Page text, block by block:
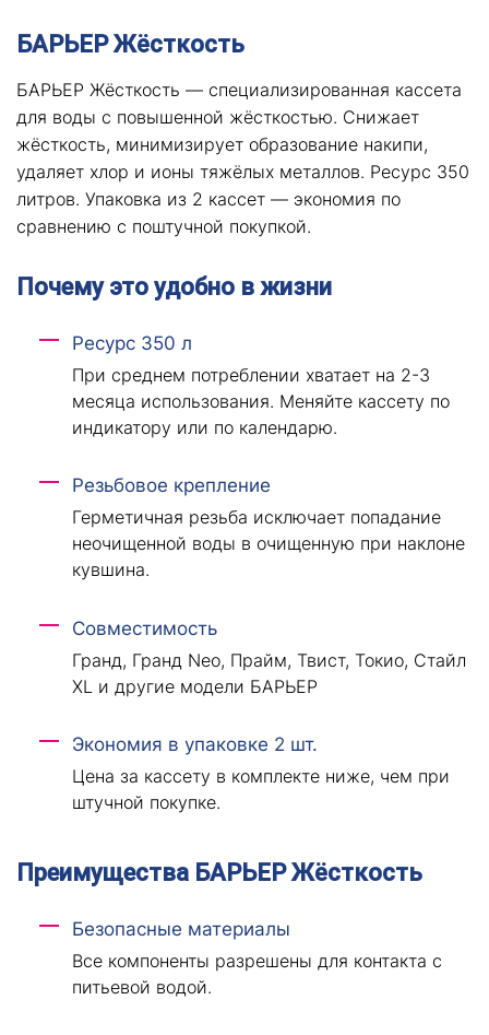
БАРЬЕР Жёсткость
БАРЬЕР Жёсткость — специализированная кассета
для воды с повышенной жёсткостью. Снижает
жёсткость, минимизирует образование накипи,
удаляет хлор и ионы тяжёлых металлов. Ресурс 350
литров. Упаковка из 2 кассет — экономия по
сравнению с поштучной покупкой.
Почему это удобно в жизни
Ресурс 350 л
При среднем потреблении хватает на 2-3
месяца использования. Меняйте кассету по
индикатору или по календарю.
Резьбовое крепление
Герметичная резьба исключает попадание
неочищенной воды в очищенную при наклоне
кувшина.
Совместимость
Гранд, Гранд Neo, Прайм, Твист, Токио, Стайл
XL и другие модели БАРЬЕР
Экономия в упаковке 2 шт.
Цена за кассету в комплекте ниже, чем при
штучной покупке.
Преимущества БАРЬЕР Жёсткость
Безопасные материалы
Все компоненты разрешены для контакта с
питьевой водой.